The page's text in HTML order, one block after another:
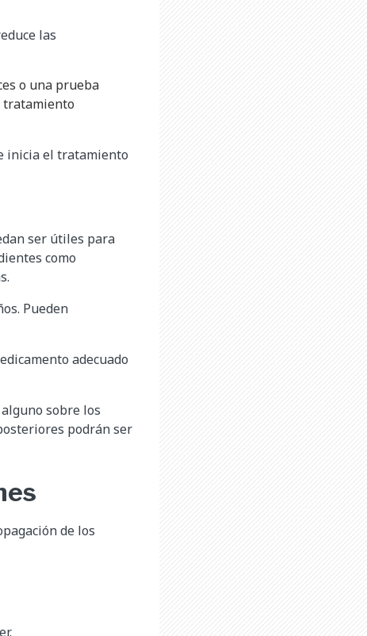
las
o una prueba
tratamiento
inicia el tratamiento
ser útiles para
como
Pueden
adecuado
sobre los
podrán ser
de los